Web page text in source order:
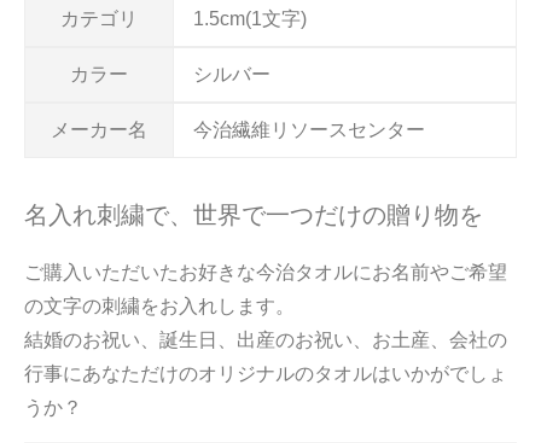
カテゴリ 1.5cm(1文字)
カラー シルバー
メーカー名 今治繊維リソースセンター
名入れ刺繍で、世界で一つだけの贈り物を
ご購入いただいたお好きな今治タオルにお名前やご希望
の文字の刺繍をお入れします。
結婚のお祝い、誕生日、出産のお祝い、お土産、会社の
行事にあなただけのオリジナルのタオルはいかがでしょ
うか？